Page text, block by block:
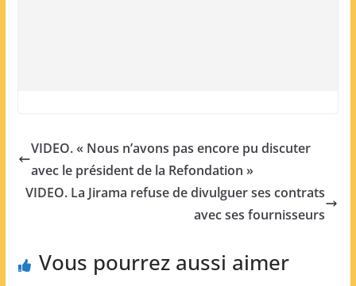
VIDEO. « Nous n’avons pas encore pu discuter
avec le président de la Refondation »
VIDEO. La Jirama refuse de divulguer ses contrats
avec ses fournisseurs
Vous pourrez aussi aimer